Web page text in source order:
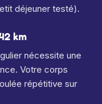
déjeuner testé).
km
nécessite une
Votre corps
répétitive sur